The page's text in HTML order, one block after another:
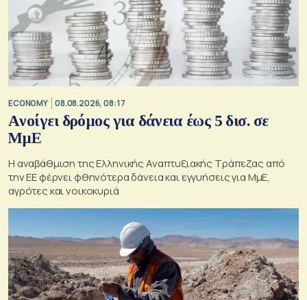
ECONOMY 08.08.2026, 08:17
Aνοίγει δρόμος για δάνεια έως 5 δισ. σε
ΜμΕ
Η αναβάθμιση της Ελληνικής Αναπτυξιακής Τράπεζας από
την ΕΕ φέρνει φθηνότερα δάνεια και εγγυήσεις για ΜμΕ,
αγρότες και νοικοκυριά